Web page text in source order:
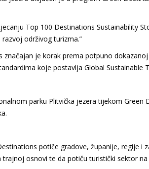
Top 100 Destinations Sustainability
održivog turizma.”
značajan je korak prema potpuno
koje postavlja Global Sustainable
parku Plitvička jezera tijekom Green
potiče gradove, županije, regije i
osnovi te da potiču turistički sektor na